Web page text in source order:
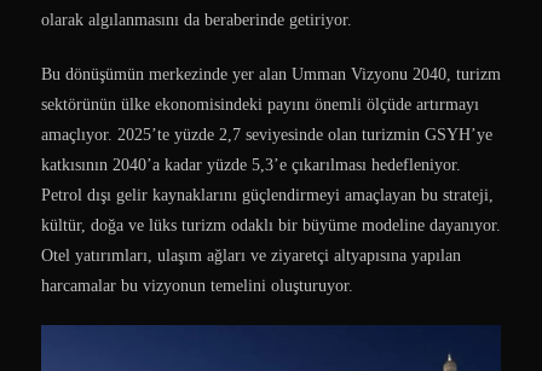
olarak algılanmasını da beraberinde getiriyor.
Bu dönüşümün merkezinde yer alan Umman Vizyonu 2040, turizm
sektörünün ülke ekonomisindeki payını önemli ölçüde artırmayı
amaçlıyor. 2025’te yüzde 2,7 seviyesinde olan turizmin GSYH’ye
katkısının 2040’a kadar yüzde 5,3’e çıkarılması hedefleniyor.
Petrol dışı gelir kaynaklarını güçlendirmeyi amaçlayan bu strateji,
kültür, doğa ve lüks turizm odaklı bir büyüme modeline dayanıyor.
Otel yatırımları, ulaşım ağları ve ziyaretçi altyapısına yapılan
harcamalar bu vizyonun temelini oluşturuyor.